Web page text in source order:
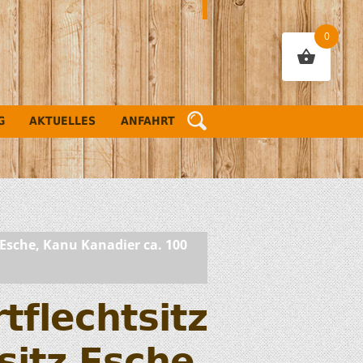
AKTUELLES ANFAHRT
Kanu Kanadier ca. 100
0